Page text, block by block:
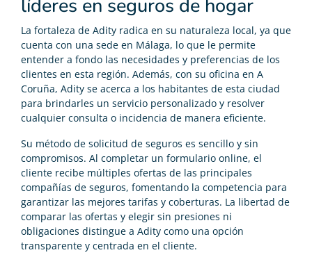
líderes en seguros de hogar
La fortaleza de Adity radica en su naturaleza local, ya que
cuenta con una sede en Málaga, lo que le permite
entender a fondo las necesidades y preferencias de los
clientes en esta región. Además, con su oficina en A
Coruña, Adity se acerca a los habitantes de esta ciudad
para brindarles un servicio personalizado y resolver
cualquier consulta o incidencia de manera eficiente.
Su método de solicitud de seguros es sencillo y sin
compromisos. Al completar un formulario online, el
cliente recibe múltiples ofertas de las principales
compañías de seguros, fomentando la competencia para
garantizar las mejores tarifas y coberturas. La libertad de
comparar las ofertas y elegir sin presiones ni
obligaciones distingue a Adity como una opción
transparente y centrada en el cliente.